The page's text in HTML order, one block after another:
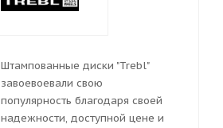
Штампованные диски "Trebl"
завоевоевали свою
популярность благодаря своей
надежности, доступной цене и